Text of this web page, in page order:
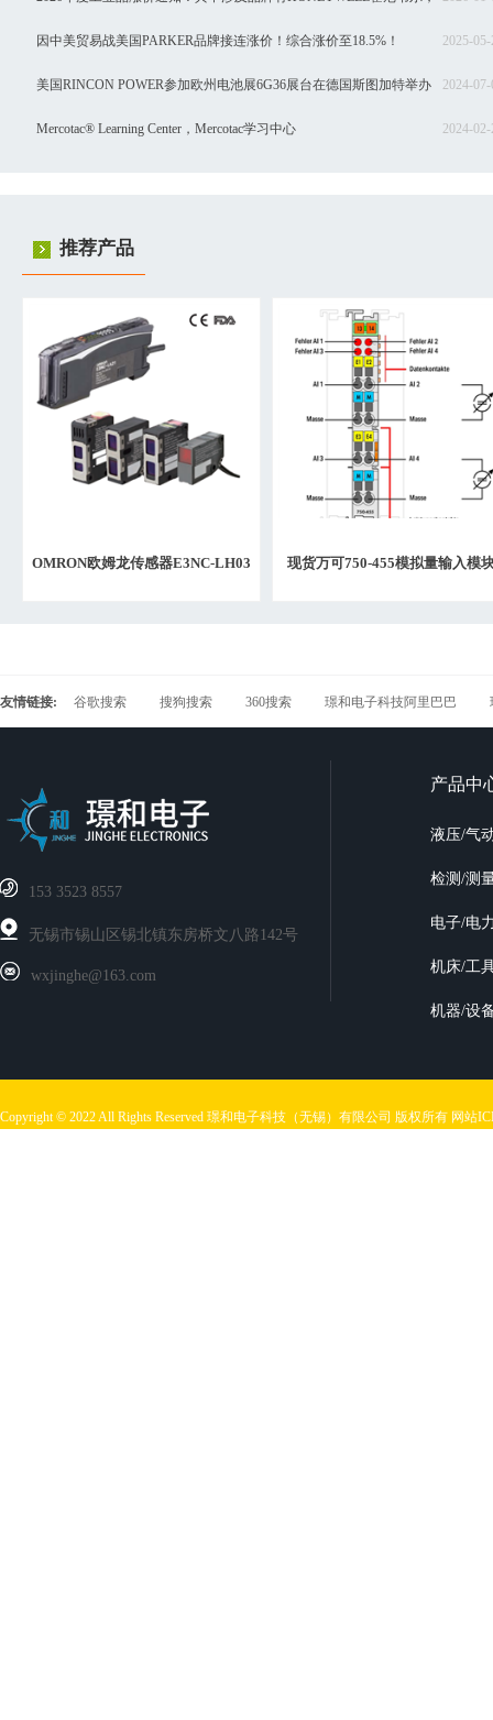
SIEMENS西门子，Schneider施耐德，SEW赛威，BURKERT宝德，
茵梦达，ABB，汇川等品牌！
2025-05-
因中美贸易战美国PARKER品牌接连涨价！综合涨价至18.5%！
2024-07-
美国RINCON POWER参加欧州电池展6G36展台在德国斯图加特举办
2024-02-
Mercotac® Learning Center，Mercotac学习中心
推荐产品
OMRON欧姆龙传感器E3NC-LH03 现货万可750-455模拟量输入模
友情链接: 谷歌搜索 搜狗搜索 360搜索 璟和电子科技阿里巴巴
‭153 3523 8557
无锡市锡山区锡北镇东房桥文八路142号
wxjinghe@163.com
产品中
液压/气
检测/测
电子/电
机床/工
机器/设
Copyright © 2022 All Rights Reserved 璟和电子科技（无锡）有限公司 版权所有 网站